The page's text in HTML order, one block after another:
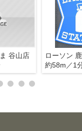
谷山店
約58m／1